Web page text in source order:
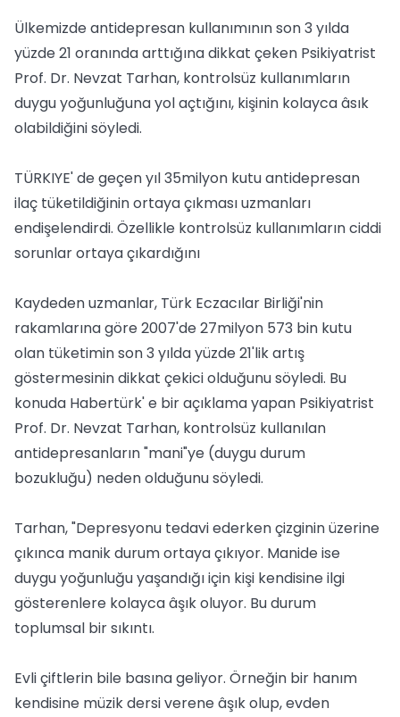
Ülkemizde antidepresan kullanımının son 3 yılda
yüzde 21 oranında arttığına dikkat çeken Psikiyatrist
Prof. Dr. Nevzat Tarhan, kontrolsüz kullanımların
duygu yoğunluğuna yol açtığını, kişinin kolayca âsık
olabildiğini söyledi.
TÜRKIYE' de geçen yıl 35milyon kutu antidepresan
ilaç tüketildiğinin ortaya çıkması uzmanları
endişelendirdi. Özellikle kontrolsüz kullanımların ciddi
sorunlar ortaya çıkardığını
Kaydeden uzmanlar, Türk Eczacılar Birliği'nin
rakamlarına göre 2007'de 27milyon 573 bin kutu
olan tüketimin son 3 yılda yüzde 21'lik artış
göstermesinin dikkat çekici olduğunu söyledi. Bu
konuda Habertürk' e bir açıklama yapan Psikiyatrist
Prof. Dr. Nevzat Tarhan, kontrolsüz kullanılan
antidepresanların "mani"ye (duygu durum
bozukluğu) neden olduğunu söyledi.
Tarhan, "Depresyonu tedavi ederken çizginin üzerine
çıkınca manik durum ortaya çıkıyor. Manide ise
duygu yoğunluğu yaşandığı için kişi kendisine ilgi
gösterenlere kolayca âşık oluyor. Bu durum
toplumsal bir sıkıntı.
Evli çiftlerin bile basına geliyor. Örneğin bir hanım
kendisine müzik dersi verene âşık olup, evden